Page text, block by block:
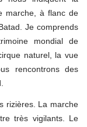
marche, à flanc de
Je comprends
mondial de
naturel, la vue
rencontrons des
rizières. La marche
très vigilants. Le